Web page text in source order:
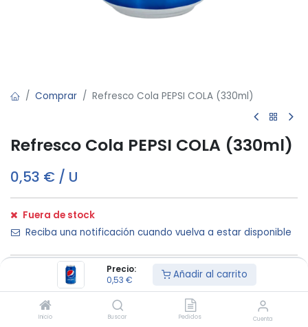
Precio:
0,53 € Añadir al carrito
Inicio Buscar Pedidos Cuenta
Comprar Refresco Cola PEPSI COLA (330ml)
Refresco Cola PEPSI COLA (330ml)
0,53 € / U
Fuera de stock
Reciba una notificación cuando vuelva a estar disponible
Términos y condiciones: